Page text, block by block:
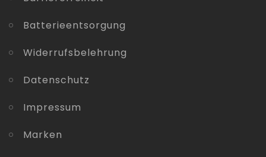
Batterieentsorgung
Widerrufsbelehrung
Datenschutz
Impressum
Marken